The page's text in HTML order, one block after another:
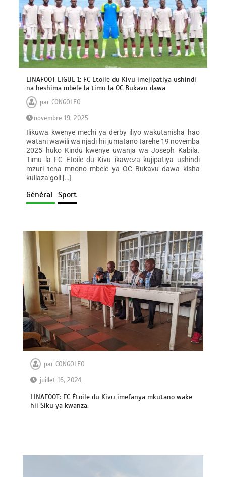
LINAFOOT LIGUE 1: FC Etoile du Kivu imejipatiya ushindi
na heshima mbele la timu la OC Bukavu dawa
parCONGOLEO
novembre 19, 2025
Ilikuwa kwenye mechi ya derby iliyo wakutanisha hao
watani wawili wa njadi hii jumatano tarehe 19 novemba
2025 huko Kindu kwenye uwanja wa Joseph Kabila.
Timu la FC Etoile du Kivu ikaweza kujipatiya ushindi
mzuri tena mnono mbele ya OC Bukavu dawa kisha
kuilaza goli […]
Général Sport
parCONGOLEO
juillet 16, 2024
LINAFOOT: FC Étoile du Kivu imefanya mkutano wake
hii Siku ya kwanza.